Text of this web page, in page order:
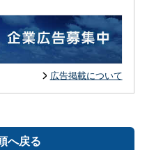
広告掲載について
へ戻る